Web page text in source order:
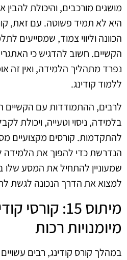
מושגים מורכבים, והיכולת להבין
היא לא תמיד פשוטה. עם זאת,
הכוונה וליווי צמוד, שמסייעים
הקשיים. חשוב להדגיש כי
נפרד מתהליך הלמידה, ואין זה
ללמוד קודינג.
לרבים, ההתמודדות עם הקשיים
בלמידה, ניסוי וטעייה, ויכולת
להתקדמות. קורסים מקצועיים
הנדרשת כדי להפוך את הלמידה
שמעוניין להתחיל את המסע שלו
למצוא את הדרך הנכונה לגשת
מיתוס 15:
מיומנויות רכות
במהלך קורס קודינג, רבים